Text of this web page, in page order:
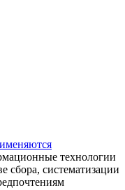
технологии
сбора, систематизации